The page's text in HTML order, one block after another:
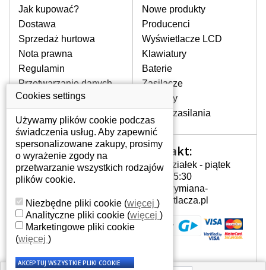
pomocy wyszukiwarki. Wystarczy znać
model laptopa. Przy każdej klawiaturze
nie może brakować szczególowe zdjęcie
do aktualnego stanu naszego magazynu.
W JAKI SPOSÓB MOŻE SIĘ
PRZEJAWIAĆ USTERKA
Częstymi objawami są pomijanie liter
czy wyświetlanie innych liter oraz
dublowanie tych samych znaków. W
przypadku podlicia klawisze nie
powrócą do pierwotnej pozycji. Albo
też uszkodzenie mechaniczne, np.
JAK TO DZIAŁA?
Klawiatura składa się z kilku
warstw folii, z których przewodzą
przewodzące warstwy.
Jak kupować?
Dostawa
Sprzedaż hurtowa
Nota prawna
Regulamin
Przetwarzanie danych
osobowych
Gdzie nas znajdziesz
Nowe produkty
Producenci
Wyświetlacze LCD
Klawiatury
Baterie
Zasilacze
Zawiasy
Złącza zasilania
Twoje konto
Twoje konto
Dane osobowe
Adresy
Historia zamówień
Kontakt:
Poniedziałek - piątek
7:00 - 15:30
info@wymiana-
wyswietlacza.pl
Cookies settings
Używamy plików cookie podczas
świadczenia usług. Aby zapewnić
spersonalizowane zakupy, prosimy
o wyrażenie zgody na
przetwarzanie wszystkich rodzajów
plików cookie.
Niezbędne pliki cookie (więcej )
Analityczne pliki cookie (więcej )
Marketingowe pliki cookie
(więcej )